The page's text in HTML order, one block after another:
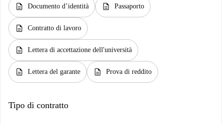
description Documento d’identità description Passaporto
description Contratto di lavoro
description Lettera di accettazione dell'università
description Lettera del garante description Prova di reddito
Tipo di contratto